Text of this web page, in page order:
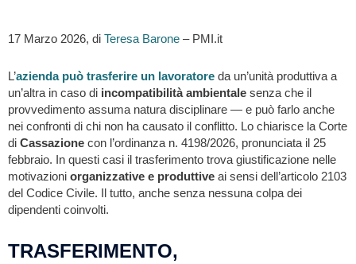
17 Marzo 2026, di Teresa Barone – PMI.it
L’azienda può trasferire un lavoratore da un’unità produttiva a
un’altra in caso di incompatibilità ambientale senza che il
provvedimento assuma natura disciplinare — e può farlo anche
nei confronti di chi non ha causato il conflitto. Lo chiarisce la Corte
di Cassazione con l’ordinanza n. 4198/2026, pronunciata il 25
febbraio. In questi casi il trasferimento trova giustificazione nelle
motivazioni organizzative e produttive ai sensi dell’articolo 2103
del Codice Civile. Il tutto, anche senza nessuna colpa dei
dipendenti coinvolti.
TRASFERIMENTO,